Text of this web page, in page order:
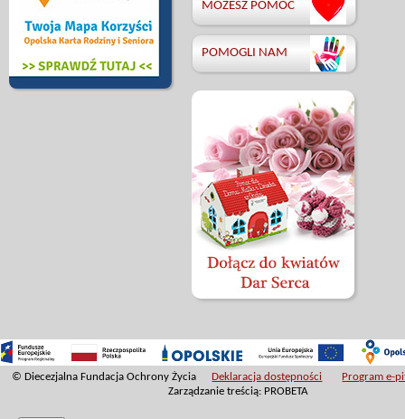
MOŻESZ POMÓC
POMOGLI NAM
© Diecezjalna Fundacja Ochrony Życia Deklaracja dostępności
Program e-
Zarządzanie treścią: PROBETA